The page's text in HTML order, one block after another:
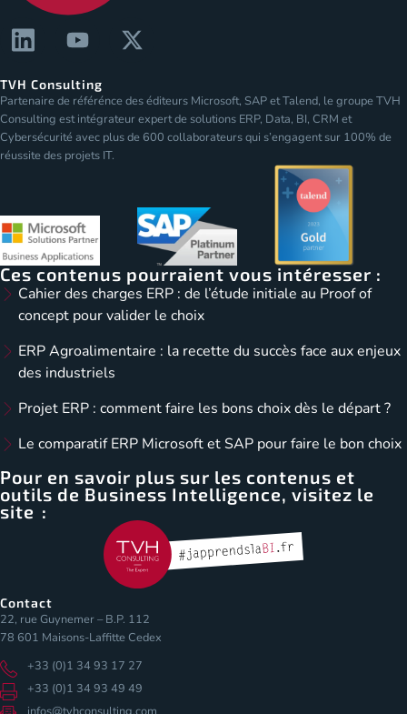
TVH Consulting
Partenaire de référénce des éditeurs Microsoft, SAP et Talend, le groupe TVH
Consulting est intégrateur expert de solutions ERP, Data, BI, CRM et
Cybersécurité avec plus de 600 collaborateurs qui s’engagent sur 100% de
réussite des projets IT.
Ces contenus pourraient vous intéresser :
Cahier des charges ERP : de l’étude initiale au Proof of
concept pour valider le choix
ERP Agroalimentaire : la recette du succès face aux enjeux
des industriels
Projet ERP : comment faire les bons choix dès le départ ?
Le comparatif ERP Microsoft et SAP pour faire le bon choix
Pour en savoir plus sur les contenus et
outils de Business Intelligence, visitez le
site :
Contact
22, rue Guynemer – B.P. 112
78 601 Maisons-Laffitte Cedex
+33 (0)1 34 93 17 27
+33 (0)1 34 93 49 49